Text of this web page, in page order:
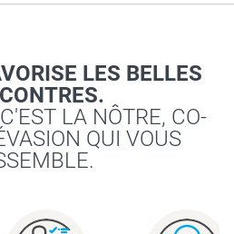
LES BELLES
LA NÔTRE, CO-
QUI VOUS